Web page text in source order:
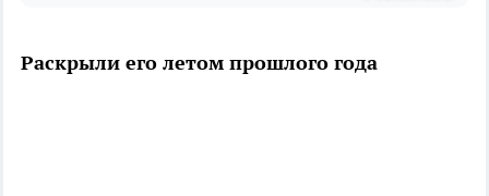
Раскрыли его летом прошлого года